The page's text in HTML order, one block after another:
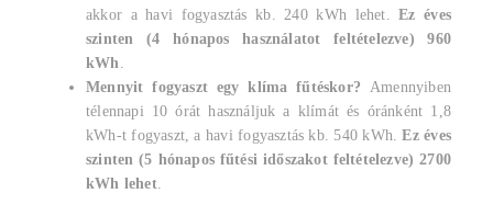
akkor a havi fogyasztás kb. 240 kWh lehet.Ez éves
szinten (4 hónapos használatot feltételezve) 960
kWh
Mennyit fogyaszt egy klíma fűtéskor? Amennyiben
télennapi 10 órát használjuk a klímát és óránként 1,8
kWh-t fogyaszt, a havi fogyasztás kb. 540 kWh.Ez éves
szinten (5 hónapos fűtési időszakot feltételezve) 2700
kWh lehet.